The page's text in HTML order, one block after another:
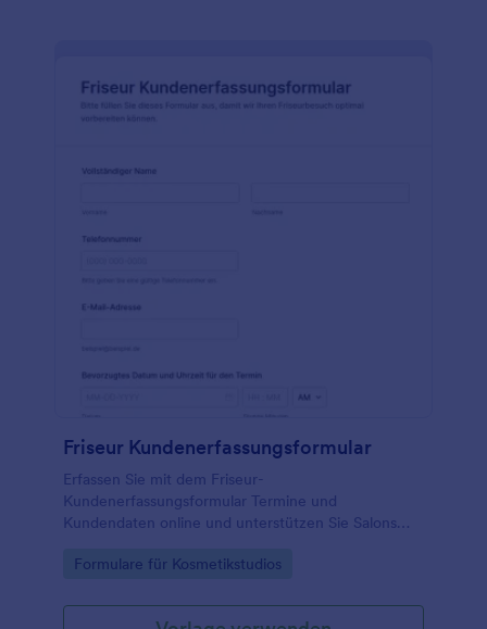
Friseur Kundenerfassungsformular
Erfassen Sie mit dem Friseur-
Kundenerfassungsformular Termine und
Kundendaten online und unterstützen Sie Salons
Datenerfassung sowie jede Formulareinreichung in
Go to Category:
Formulare für Kosmetikstudios